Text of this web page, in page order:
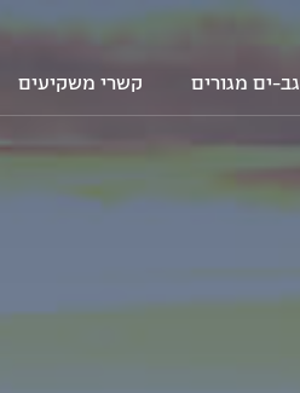
גב-ים מגורים קשרי משקיעים